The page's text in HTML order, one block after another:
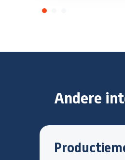
Andere